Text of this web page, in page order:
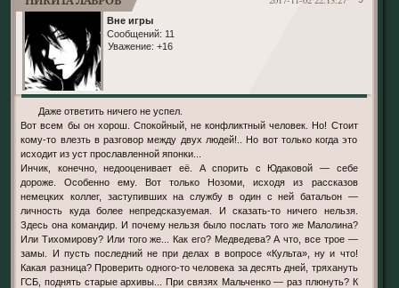
Вне игры
Сообщений: 11
Уважение: +16
Даже ответить ничего не успел.
Вот всем бы он хорош. Спокойный, не конфликтный человек. Но! Стоит
кому-то влезть в разговор между двух людей!.. Но вот только когда это
исходит из уст прославленной японки...
Инчик, конечно, недооценивает её. А спорить с Юдаковой — себе
дороже. Особенно ему. Вот только Нозоми, исходя из рассказов
немецких коллег, заступивших на службу в один с ней батальон —
личность куда более непредсказуемая. И сказать-то ничего нельзя.
Здесь она командир. И почему нельзя было послать того же Малолина?
Или Тихомирову? Или того же... Как его? Медведева? А что, все трое —
замы. И пусть последний не при делах в вопросе «Культа», ну и что!
Какая разница? Проверить одного-то человека за десять дней, тряхануть
ГСБ, поднять старые архивы... При связях Мальченко — раз плюнуть? К